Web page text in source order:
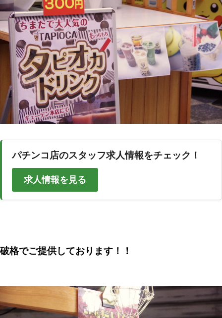
パチンコ店のスタッフ求人情報をチェック！
求人情報を見る
破格でご提供しております！！